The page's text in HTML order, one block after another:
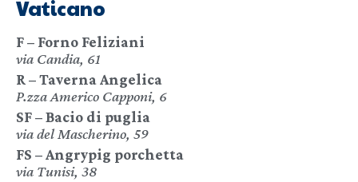
Vaticano
F – Forno Feliziani
via Candia, 61
R – Taverna Angelica
P.zza Americo Capponi, 6
SF – Bacio di puglia
via del Mascherino, 59
FS – Angrypig porchetta
via Tunisi, 38